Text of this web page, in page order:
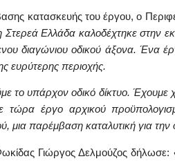
κατασκευής του έργου, ο
Ελλάδα καλοδέχτηκε στην
διαγώνιου οδικού άξονα. Ένα
ευρύτερης περιοχής.
το υπάρχον οδικό δίκτυο. Έχουμε
τώρα έργο αρχικού
μια παρέμβαση καταλυτική για την
Γιώργος Δελμούζος δήλωσε: